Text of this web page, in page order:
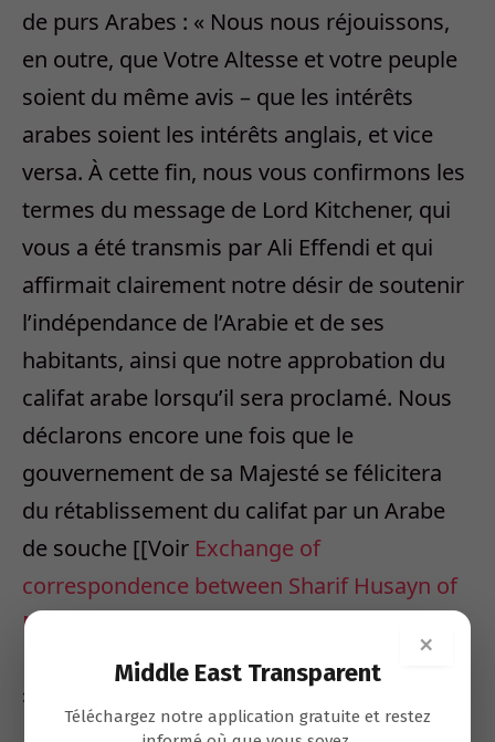
de purs Arabes : « Nous nous réjouissons,
en outre, que Votre Altesse et votre peuple
soient du même avis – que les intérêts
arabes soient les intérêts anglais, et vice
versa. À cette fin, nous vous confirmons les
termes du message de Lord Kitchener, qui
vous a été transmis par Ali Effendi et qui
affirmait clairement notre désir de soutenir
l’indépendance de l’Arabie et de ses
habitants, ainsi que notre approbation du
califat arabe lorsqu’il sera proclamé. Nous
déclarons encore une fois que le
gouvernement de sa Majesté se félicitera
du rétablissement du califat par un Arabe
de souche [[Voir Exchange of
correspondence between Sharif Husayn of
Mecca and Sir Henry McMahon
»
×
Middle East Transparent
Téléchargez notre application gratuite et restez